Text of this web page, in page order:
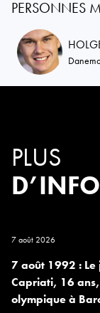
PERSONNES
PLUS
7 août 2026
7 août 1992 : Le
Capriati, 16
olympique à